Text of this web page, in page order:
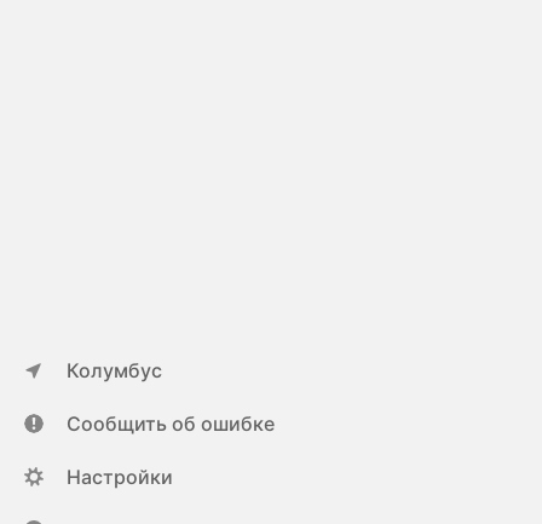
Колумбус
Сообщить об ошибке
Настройки